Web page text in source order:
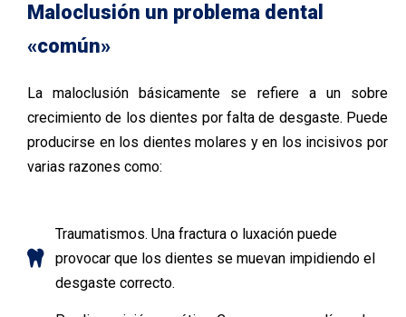
Maloclusión un problema dental
«común»
La maloclusión básicamente se refiere a un sobre
crecimiento de los dientes por falta de desgaste. Puede
producirse en los dientes molares y en los incisivos por
varias razones como:
Traumatismos. Una fractura o luxación puede
provocar que los dientes se muevan impidiendo el
desgaste correcto.